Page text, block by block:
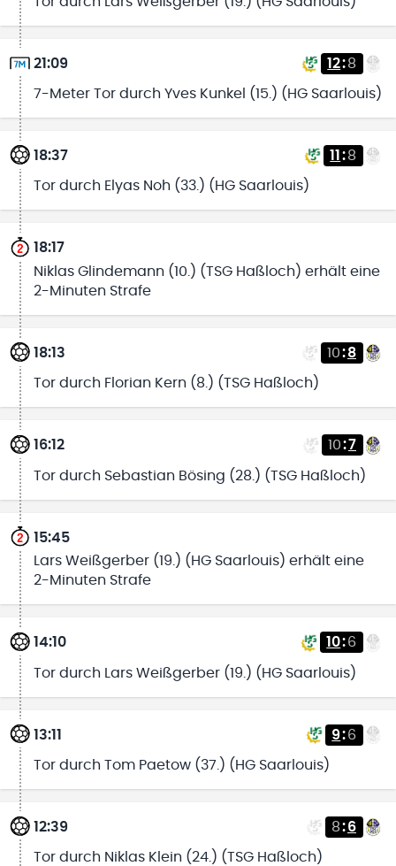
21:09 12:8
7-Meter Tor durch Yves Kunkel (15.) (HG Saarlouis)
18:37 11 :8
Tor durch Elyas Noh (33.) (HG Saarlouis)
18:17
Niklas Glindemann (10.) (TSG Haßloch) erhält eine
2-Minuten Strafe
18:13 10:8
Tor durch Florian Kern (8.) (TSG Haßloch)
16:12 10:7
Tor durch Sebastian Bösing (28.) (TSG Haßloch)
15:45
Lars Weißgerber (19.) (HG Saarlouis) erhält eine
2-Minuten Strafe
14:10 10:6
Tor durch Lars Weißgerber (19.) (HG Saarlouis)
13:11 9:6
Tor durch Tom Paetow (37.) (HG Saarlouis)
12:39 8:6
Tor durch Niklas Klein (24.) (TSG Haßloch)